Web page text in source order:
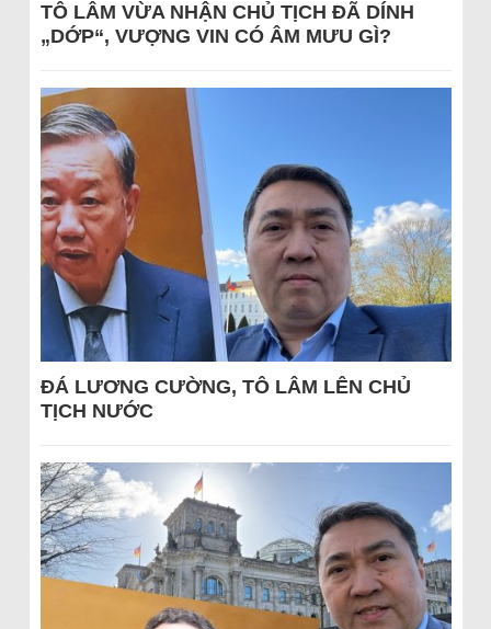
TÔ LÂM VỪA NHẬN CHỦ TỊCH ĐÃ DÍNH
„DỚP“, VƯỢNG VIN CÓ ÂM MƯU GÌ?
ĐÁ LƯƠNG CƯỜNG, TÔ LÂM LÊN CHỦ
TỊCH NƯỚC